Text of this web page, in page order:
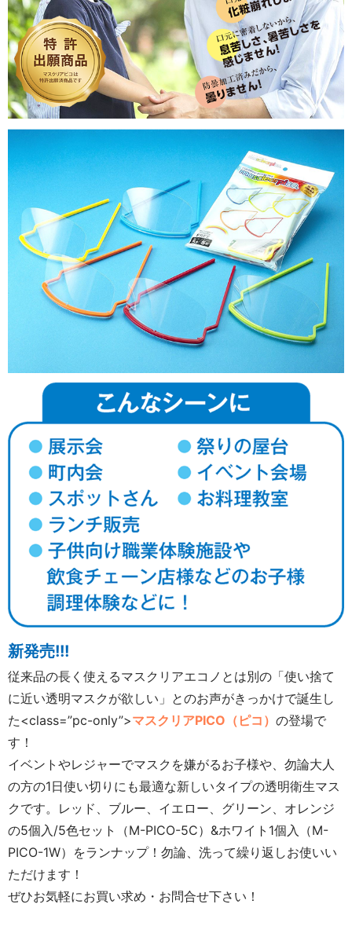
新発売!!!
従来品の長く使えるマスクリアエコノとは別の「使い捨て
に近い透明マスクが欲しい」とのお声がきっかけで誕生し
た<class=”pc-only”>マスクリアPICO（ピコ） の登場で
す！
イベントやレジャーでマスクを嫌がるお子様や、勿論大人
の方の1日使い切りにも最適な新しいタイプの透明衛生マス
クです。レッド、ブルー、イエロー、グリーン、オレンジ
の5個入/5色セット（M-PICO-5C）&ホワイト1個入（M-
PICO-1W）をランナップ！勿論、洗って繰り返しお使いい
ただけます！
ぜひお気軽にお買い求め・お問合せ下さい！